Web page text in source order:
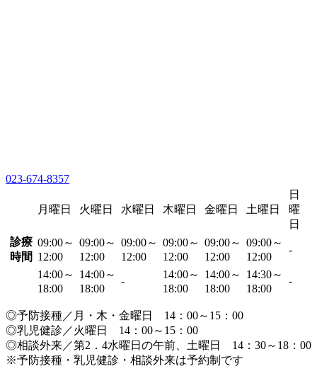
023-674-8357
月曜日 火曜日 水曜日 木曜日 金曜日 土曜日
日
曜
日
診療
時間
09:00～
12:00
09:00～
12:00
09:00～
12:00
09:00～
12:00
09:00～
12:00
09:00～
12:00
-
14:00～
18:00
14:00～
18:00
-
14:00～
18:00
14:00～
18:00
14:30～
18:00
-
◎予防接種／月・木・金曜日 14：00～15：00
◎乳児健診／火曜日 14：00～15：00
◎相談外来／第2．4水曜日の午前、土曜日 14：30～18：00
※予防接種・乳児健診・相談外来は予約制です